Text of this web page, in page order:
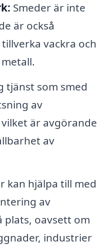
Smeder är inte
är också
vackra och
tjänst som smed
av
är avgörande
av
kan hjälpa till med
av
oavsett om
industrier